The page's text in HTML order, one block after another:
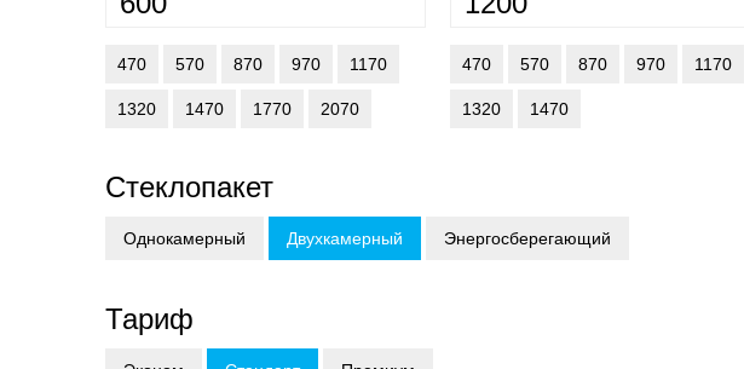
470 570 870 970 1170
1320 1470 1770 2070
470 570 870 970 1170
1320 1470
Стеклопакет
Однокамерный Двухкамерный Энергосберегающий
Тариф